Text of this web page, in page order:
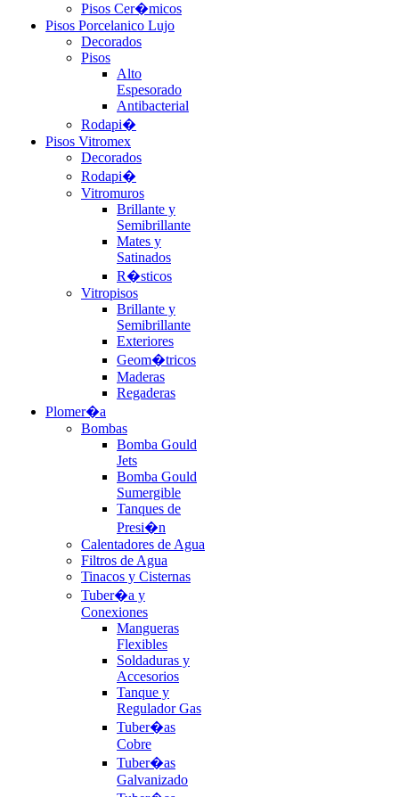
Pisos Cer�micos
Pisos Porcelanico Lujo
Decorados
Pisos
Alto
Espesorado
Antibacterial
Rodapi�
Pisos Vitromex
Decorados
Rodapi�
Vitromuros
Brillante y
Semibrillante
Mates y
Satinados
R�sticos
Vitropisos
Brillante y
Semibrillante
Exteriores
Geom�tricos
Maderas
Regaderas
Plomer�a
Bombas
Bomba Gould
Jets
Bomba Gould
Sumergible
Tanques de
Presi�n
Calentadores de Agua
Filtros de Agua
Tinacos y Cisternas
Tuber�a y
Conexiones
Mangueras
Flexibles
Soldaduras y
Accesorios
Tanque y
Regulador Gas
Tuber�as
Cobre
Tuber�as
Galvanizado